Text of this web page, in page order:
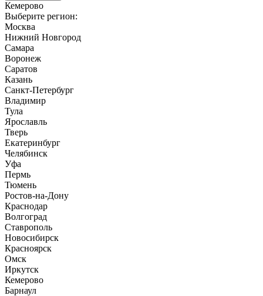
Кемерово
Выберите регион:
Москва
Нижний Новгород
Самара
Воронеж
Саратов
Казань
Санкт-Петербург
Владимир
Тула
Ярославль
Тверь
Екатеринбург
Челябинск
Уфа
Пермь
Тюмень
Ростов-на-Дону
Краснодар
Волгоград
Ставрополь
Новосибирск
Красноярск
Омск
Иркутск
Кемерово
Барнаул